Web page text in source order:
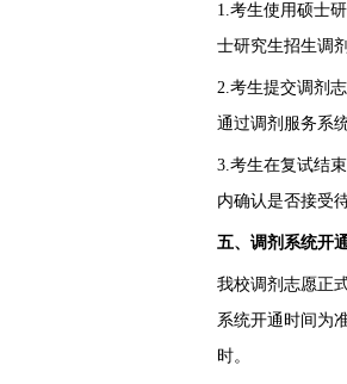
1.考生使用硕士
士研究生招生调
2.考生提交调剂
通过调剂服务系
3.考生在复试结
内确认是否接受
五、调剂系统开
我校调剂志愿正
系统开通时间为
时。